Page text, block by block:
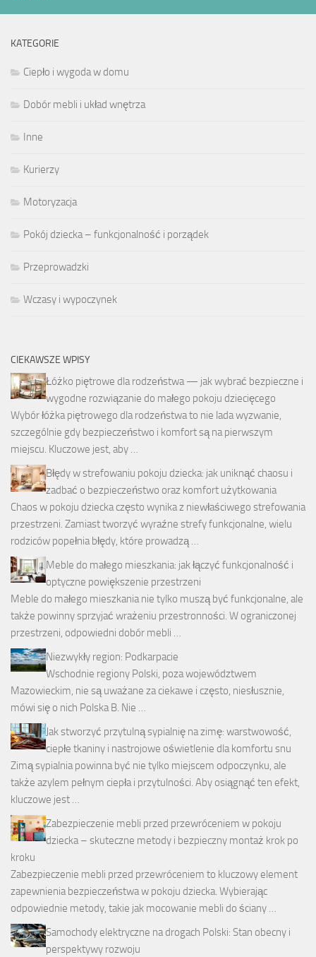
KATEGORIE
Ciepło i wygoda w domu
Dobór mebli i układ wnętrza
Inne
Kurierzy
Motoryzacja
Pokój dziecka – funkcjonalność i porządek
Przeprowadzki
Wczasy i wypoczynek
CIEKAWSZE WPISY
Łóżko piętrowe dla rodzeństwa — jak wybrać bezpieczne i
wygodne rozwiązanie do małego pokoju dziecięcego
Wybór łóżka piętrowego dla rodzeństwa to nie lada wyzwanie,
szczególnie gdy bezpieczeństwo i komfort są na pierwszym
miejscu. Kluczowe jest, aby …
Błędy w strefowaniu pokoju dziecka: jak uniknąć chaosu i
zadbać o bezpieczeństwo oraz komfort użytkowania
Chaos w pokoju dziecka często wynika z niewłaściwego strefowania
przestrzeni. Zamiast tworzyć wyraźne strefy funkcjonalne, wielu
rodziców popełnia błędy, które prowadzą …
Meble do małego mieszkania: jak łączyć funkcjonalność i
optyczne powiększenie przestrzeni
Meble do małego mieszkania nie tylko muszą być funkcjonalne, ale
także powinny sprzyjać wrażeniu przestronności. W ograniczonej
przestrzeni, odpowiedni dobór mebli …
Niezwykły region: Podkarpacie
Wschodnie regiony Polski, poza województwem
Mazowieckim, nie są uważane za ciekawe i często, niesłusznie,
mówi się o nich Polska B. Nie …
Jak stworzyć przytulną sypialnię na zimę: warstwowość,
ciepłe tkaniny i nastrojowe oświetlenie dla komfortu snu
Zimą sypialnia powinna być nie tylko miejscem odpoczynku, ale
także azylem pełnym ciepła i przytulności. Aby osiągnąć ten efekt,
kluczowe jest …
Zabezpieczenie mebli przed przewróceniem w pokoju
dziecka – skuteczne metody i bezpieczny montaż krok po
kroku
Zabezpieczenie mebli przed przewróceniem to kluczowy element
zapewnienia bezpieczeństwa w pokoju dziecka. Wybierając
odpowiednie metody, takie jak mocowanie mebli do ściany …
Samochody elektryczne na drogach Polski: Stan obecny i
perspektywy rozwoju